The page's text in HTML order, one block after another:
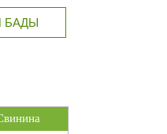
БАДЫ